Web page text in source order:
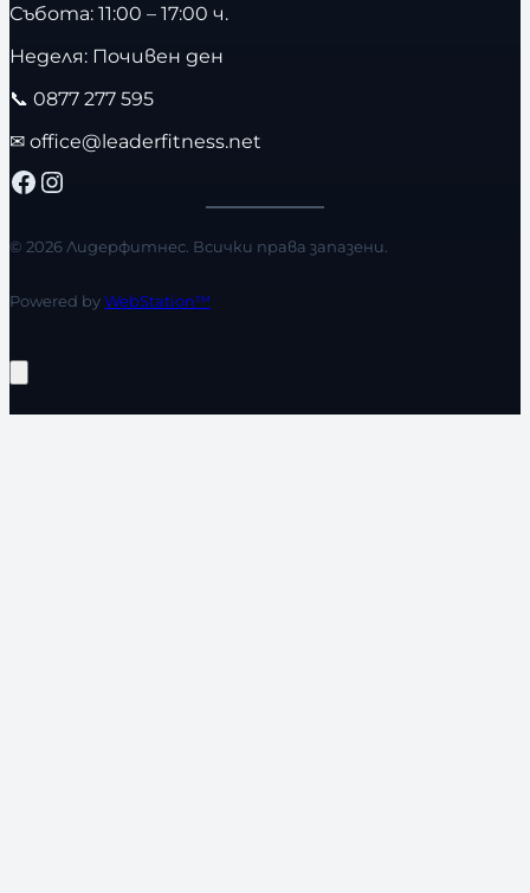
Събота: 11:00 – 17:00 ч.
Неделя: Почивен ден
📞 0877 277 595
✉ office@leaderfitness.net
Facebook Instagram
© 2026 Лидерфитнес. Всички права запазени.
Powered byWebStation™